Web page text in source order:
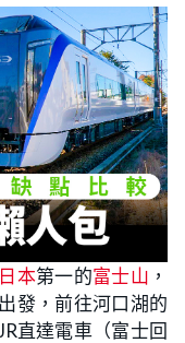
日本第一的富士山 ，
發，前往河口湖的
直達電車（富士回